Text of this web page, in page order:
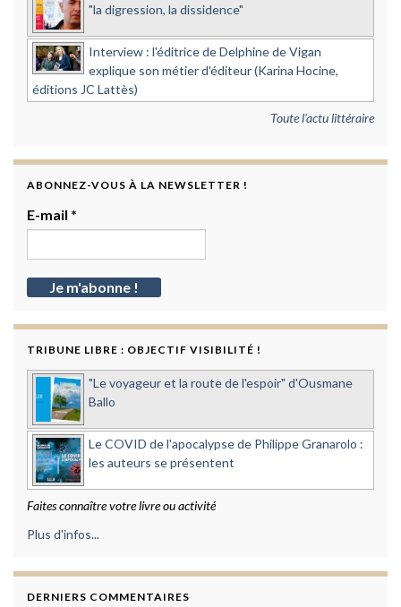
"la digression, la dissidence"
Interview : l'éditrice de Delphine de Vigan
explique son métier d'éditeur (Karina Hocine,
éditions JC Lattès)
Toute l'actu littéraire
ABONNEZ-VOUS À LA NEWSLETTER !
E-mail *
TRIBUNE LIBRE : OBJECTIF VISIBILITÉ !
"Le voyageur et la route de l'espoir" d'Ousmane
Ballo
Le COVID de l'apocalypse de Philippe Granarolo :
les auteurs se présentent
Faites connaître votre livre ou activité
Plus d'infos...
DERNIERS COMMENTAIRES